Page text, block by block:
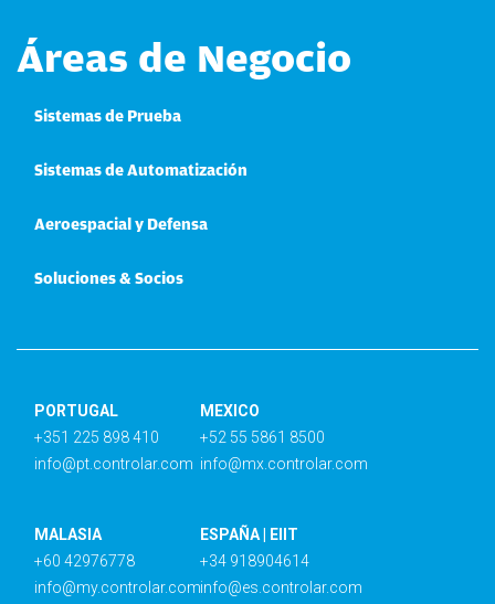
Áreas de Negocio
Sistemas de Prueba
Sistemas de Automatización
Aeroespacial y Defensa
Soluciones & Socios
PORTUGAL
+351 225 898 410
info@pt.controlar.com
MEXICO
+52 55 5861 8500
info@mx.controlar.com
MALASIA
+60 42976778
info@my.controlar.com
ESPAÑA | EIIT
+34 918904614
info@es.controlar.com